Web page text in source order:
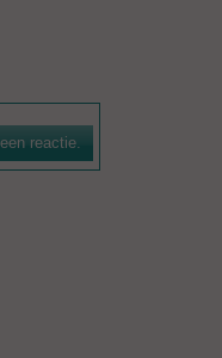
bedraagt 7
reactie.